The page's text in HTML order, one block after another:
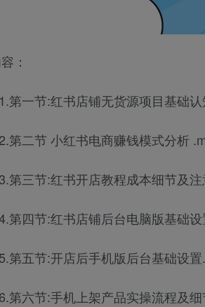
：
第一节:红书店铺无货源项目基础
第二节 小红书电商赚钱模式分析
第三节:红书开店教程成本细节及
第四节:红书店铺后台电脑版基础
第五节:开店后手机版后台基础设
第六节:手机上架产品实操流程及